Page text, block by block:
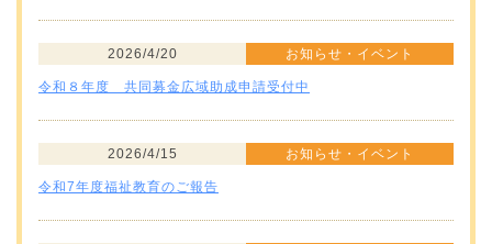
2026/4/20 お知らせ・イベント
令和８年度 共同募金広域助成申請受付中
2026/4/15 お知らせ・イベント
令和7年度福祉教育のご報告